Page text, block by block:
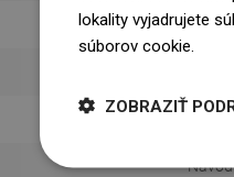
lokality vyjadrujete
súborov cookie.
ZOBRAZIŤ